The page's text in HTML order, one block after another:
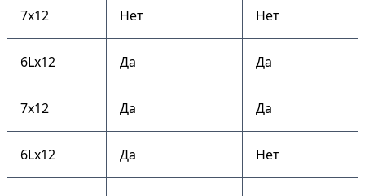
7х12 Нет Нет
6Lх12 Да Да
7х12 Да Да
6Lх12 Да Нет